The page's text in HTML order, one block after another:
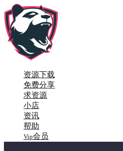
资源下载
免费分享
求资源
小店
资讯
帮助
Vip会员